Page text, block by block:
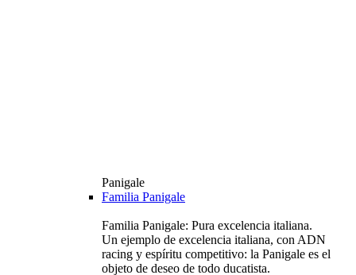
Panigale
Familia Panigale
Familia Panigale: Pura excelencia italiana.
Un ejemplo de excelencia italiana, con ADN
racing y espíritu competitivo: la Panigale es el
objeto de deseo de todo ducatista.